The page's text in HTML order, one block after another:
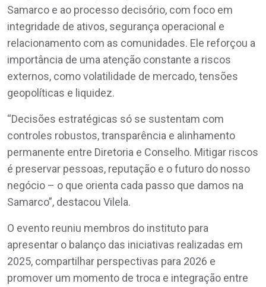
Samarco e ao processo decisório, com foco em
integridade de ativos, segurança operacional e
relacionamento com as comunidades. Ele reforçou a
importância de uma atenção constante a riscos
externos, como volatilidade de mercado, tensões
geopolíticas e liquidez.
“Decisões estratégicas só se sustentam com
controles robustos, transparência e alinhamento
permanente entre Diretoria e Conselho. Mitigar riscos
é preservar pessoas, reputação e o futuro do nosso
negócio – o que orienta cada passo que damos na
Samarco”, destacou Vilela.
O evento reuniu membros do instituto para
apresentar o balanço das iniciativas realizadas em
2025, compartilhar perspectivas para 2026 e
promover um momento de troca e integração entre